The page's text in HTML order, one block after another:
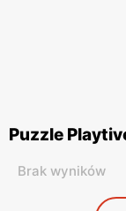
Puzzle
Brak wyników